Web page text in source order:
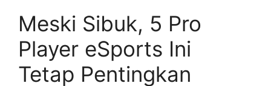
Meski Sibuk, 5 Pro
Player eSports Ini
Tetap Pentingkan